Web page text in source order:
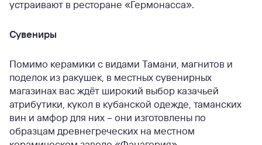
устраивают в ресторане «Гермонасса».
Сувениры
Помимо керамики с видами Тамани, магнитов и
поделок из ракушек, в местных сувенирных
магазинах вас ждёт широкий выбор казачьей
атрибутики, кукол в кубанской одежде, таманских
вин и амфор для них – они изготовлены по
образцам древнегреческих на местном